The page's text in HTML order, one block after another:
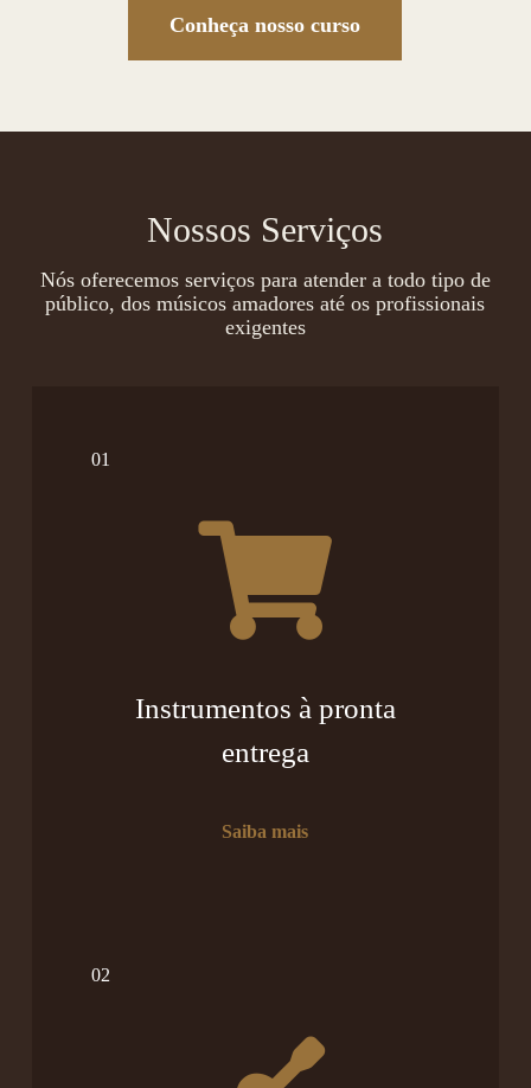
Conheça nosso curso
Nossos Serviços
Nós oferecemos serviços para atender a todo tipo de
público, dos músicos amadores até os profissionais
exigentes
01
Instrumentos à pronta
entrega
Saiba mais
02